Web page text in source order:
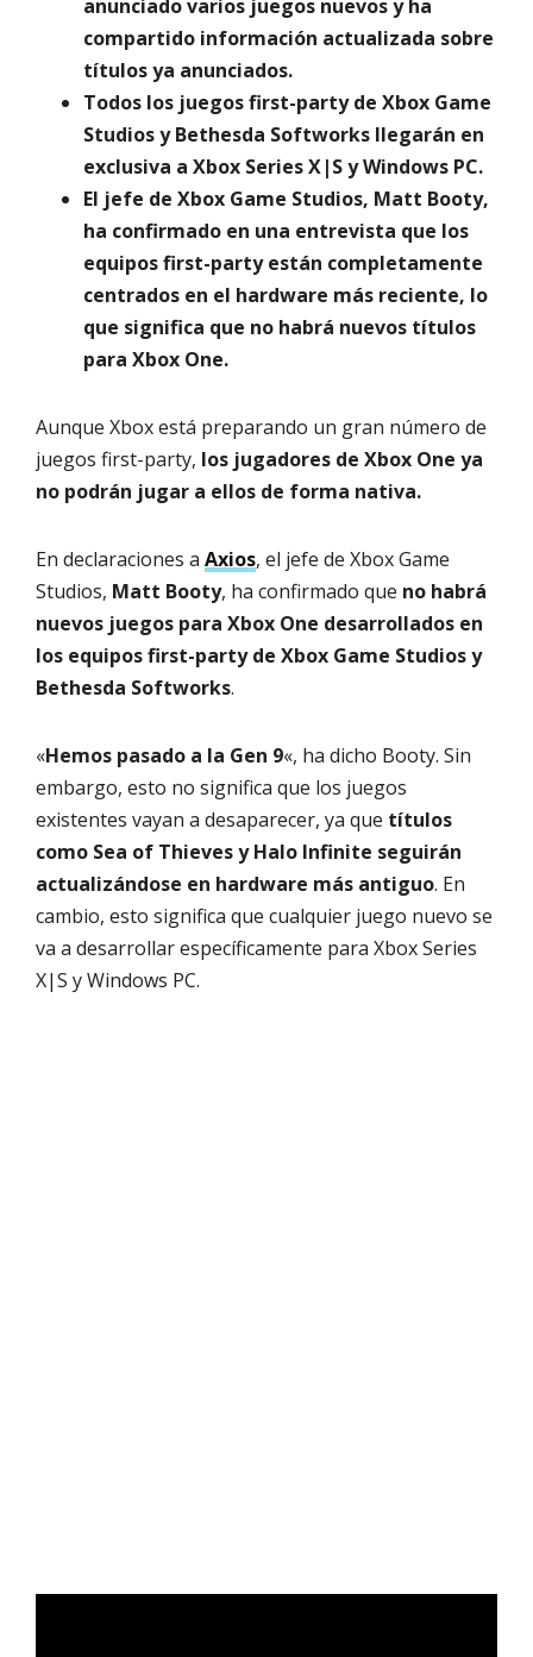
anunciado varios juegos nuevos y ha
compartido información actualizada sobre
títulos ya anunciados.
Todos los juegos first-party de Xbox Game
Studios y Bethesda Softworks llegarán en
exclusiva a Xbox Series X|S y Windows PC.
El jefe de Xbox Game Studios, Matt Booty,
ha confirmado en una entrevista que los
equipos first-party están completamente
centrados en el hardware más reciente, lo
que significa que no habrá nuevos títulos
para Xbox One.
Aunque Xbox está preparando un gran número de
juegos first-party, los jugadores de Xbox One ya
no podrán jugar a ellos de forma nativa.
En declaraciones a Axios, el jefe de Xbox Game
Studios, Matt Booty, ha confirmado que no habrá
nuevos juegos para Xbox One desarrollados en
los equipos first-party de Xbox Game Studios y
Bethesda Softworks.
«Hemos pasado a la Gen 9«, ha dicho Booty. Sin
embargo, esto no significa que los juegos
existentes vayan a desaparecer, ya que títulos
como Sea of Thieves y Halo Infinite seguirán
actualizándose en hardware más antiguo. En
cambio, esto significa que cualquier juego nuevo se
va a desarrollar específicamente para Xbox Series
X|S y Windows PC.